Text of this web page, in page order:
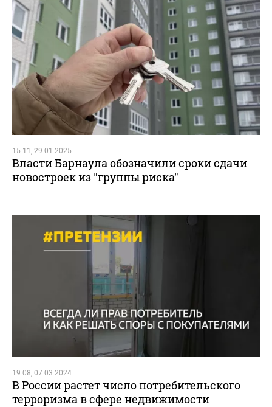
15:11, 29.01.2025
Власти Барнаула обозначили сроки сдачи
новостроек из "группы риска"
19:08, 07.03.2024
В России растет число потребительского
терроризма в сфере недвижимости